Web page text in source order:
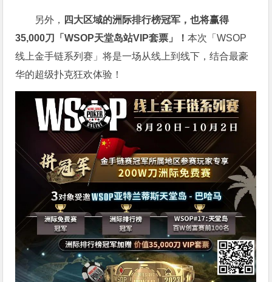
另外， 四大区域的洲际排行榜冠军，也将赢得
35,000刀「WSOP天堂岛站VIP套票」！本次「WSOP
线上金手链系列赛」将是一场从线上到线下，结合最豪
华的超级扑克狂欢体验！